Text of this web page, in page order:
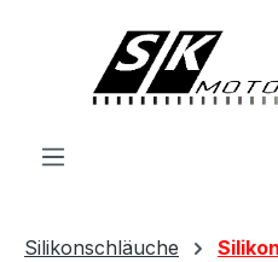
Silikonschläuche